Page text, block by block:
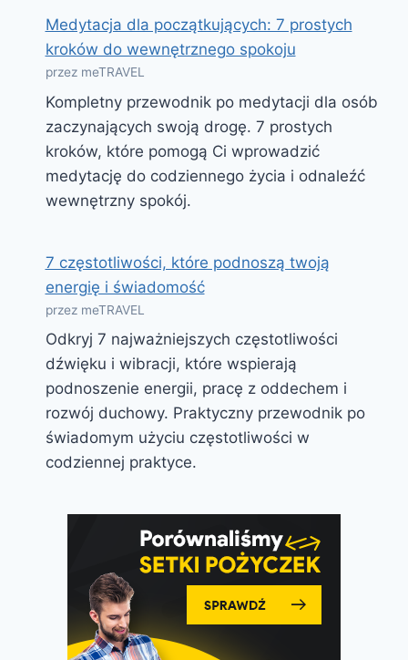
Medytacja dla początkujących: 7 prostych
kroków do wewnętrznego spokoju
przez meTRAVEL
Kompletny przewodnik po medytacji dla osób
zaczynających swoją drogę. 7 prostych
kroków, które pomogą Ci wprowadzić
medytację do codziennego życia i odnaleźć
wewnętrzny spokój.
7 częstotliwości, które podnoszą twoją
energię i świadomość
przez meTRAVEL
Odkryj 7 najważniejszych częstotliwości
dźwięku i wibracji, które wspierają
podnoszenie energii, pracę z oddechem i
rozwój duchowy. Praktyczny przewodnik po
świadomym użyciu częstotliwości w
codziennej praktyce.